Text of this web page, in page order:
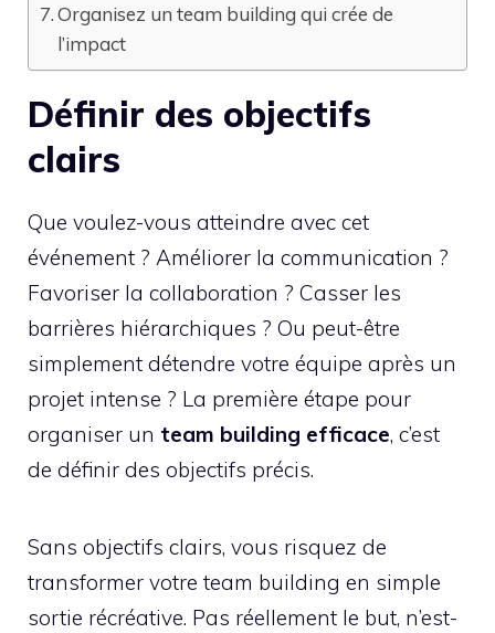
Organisez un team building qui crée de
l’impact
Définir des objectifs
clairs
Que voulez-vous atteindre avec cet
événement ? Améliorer la communication ?
Favoriser la collaboration ? Casser les
barrières hiérarchiques ? Ou peut-être
simplement détendre votre équipe après un
projet intense ? La première étape pour
organiser un team building efficace, c’est
de définir des objectifs précis.
Sans objectifs clairs, vous risquez de
transformer votre team building en simple
sortie récréative. Pas réellement le but, n’est-